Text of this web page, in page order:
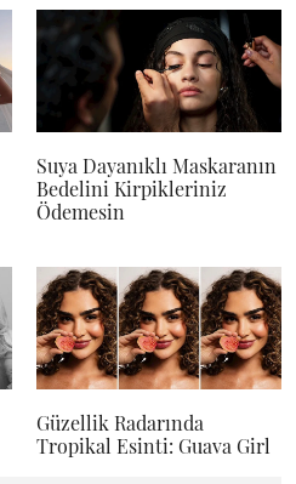
Suya Dayanıklı Maskaranın
Bedelini Kirpikleriniz
Ödemesin
Güzellik Radarında
Tropikal Esinti: Guava Girl